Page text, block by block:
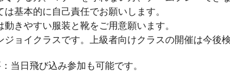
は基本的に自己責任でお願いします。
動きやすい服装と靴をご用意願います。
ジョイクラスです。上級者向けクラスの開催は今後
当日飛び込み参加も可能です。